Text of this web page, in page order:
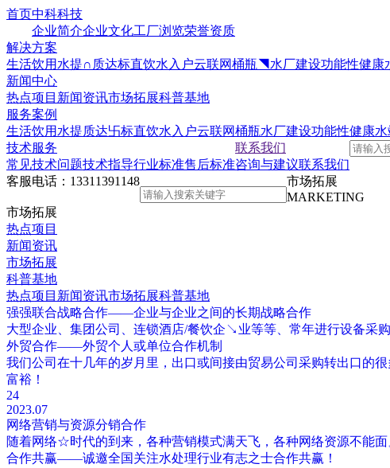
首页中科科技
企业简介企业文化工厂浏览荣誉资质
解决方案
生活饮用水提∩质达标直饮水入户云联网桶瓶◥水厂建设功能性健康
新闻中心
热点项目 新闻资讯市场拓展科普基地
服务案例
生活饮用水提质达卐标直饮水入户云联网桶瓶水厂建设功能性健康
技术服务
常见技术问题技术指导行业标准售后标准
联系我们
咨询与建议联系我们
客服电话： 13311391148
市场拓展
MARKETING
市场拓展
热点项目
新闻资讯
市场拓展
科普基地
热点项目 新闻资讯市场拓展科普基地
强强联合战略合作——企业与企业之间的长期战略合作
大型企业、集团公司、连锁酒店/餐饮企↘业等等、常年进行设备采
外贸合作——外贸个人或单位合作机制
我们公司在十几年的岁月里，出口或间接由贸易公司采购转出口的
富裕！
24
2023.07
网络营销与资源分销合作
随着网络☆时代的到来，各种营销模式满天飞，各种网络资源不能
合作共赢——诚邀全国关注水处理行业有志之士合作共赢！